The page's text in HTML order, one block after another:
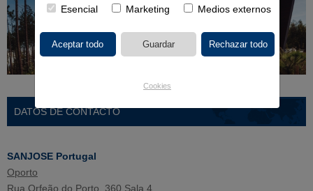
Esencial Marketing Medios externos
Cookies
DATOS DE CONTACTO
SANJOSE Portugal
Oporto
Rua Orfeão do Porto, 360 Sala 4